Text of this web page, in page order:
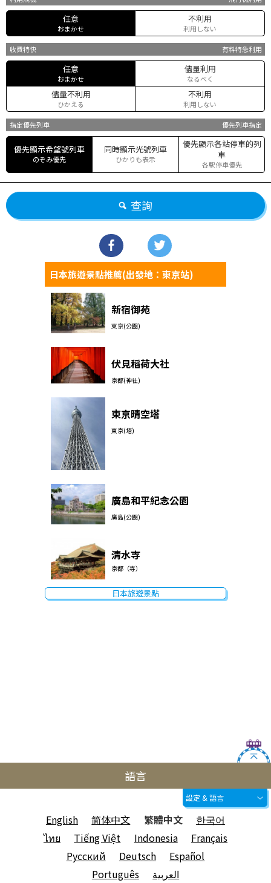
任意
おまかせ
不利用
利用しない
收費特快 有料特急利用
任意
おまかせ
儘量利用
なるべく
儘量不利用
ひかえる
不利用
利用しない
指定優先列車 優先列車指定
優先顯示希望號列車
のぞみ優先
同時顯示光號列車
ひかりも表示
優先顯示各站停車的列
車
各駅停車優先
查詢
日本旅遊景點推薦(出發地：東京站)
新宿御苑
東京(公園)
伏見稻荷大社
京都(神社)
東京晴空塔
東京(塔)
廣島和平紀念公園
廣島(公園)
清水寺
京都（寺）
日本旅遊景點
語言
設定 & 語言
English 简体中文 繁體中文
한국어
ไทย
Tiếng Việt Indonesia
Français
Русский
Deutsch
Español
Português
العربية